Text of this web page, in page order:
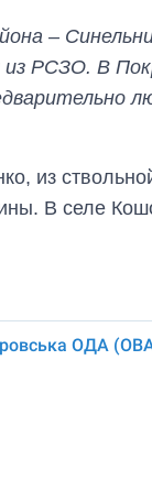
–
из РСЗО. В
из
В селе